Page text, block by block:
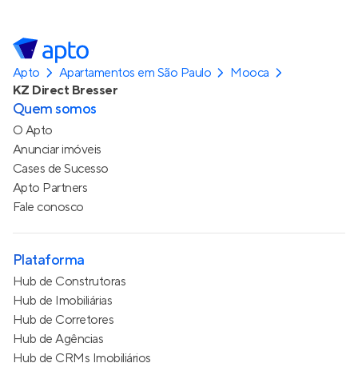
Apto Apartamentos em São Paulo
Mooca
KZ Direct Bresser
Quem somos
O Apto
Anunciar imóveis
Cases de Sucesso
Apto Partners
Fale conosco
Plataforma
Hub de Construtoras
Hub de Imobiliárias
Hub de Corretores
Hub de Agências
Hub de CRMs Imobiliários